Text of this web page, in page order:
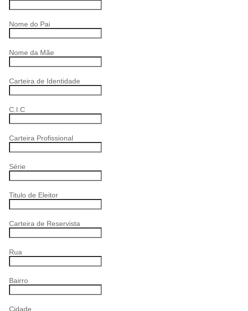
Nome do Pai
Nome da Mãe
Carteira de Identidade
C.I.C
Carteira Profissional
Série
Titulo de Eleitor
Carteira de Reservista
Rua
Bairro
Cidade